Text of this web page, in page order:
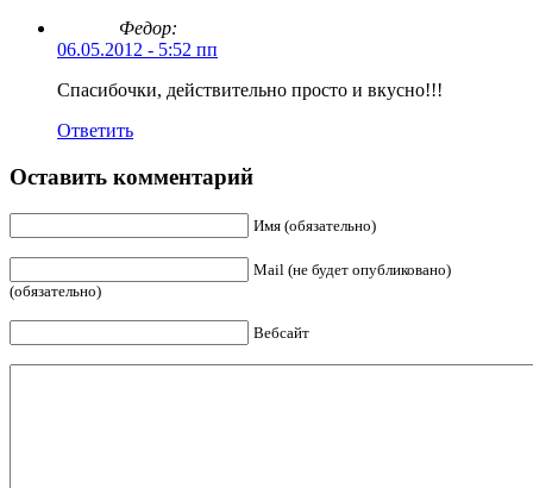
Федор:
06.05.2012 - 5:52 пп
Спасибочки, действительно просто и вкусно!!!
Ответить
Оставить комментарий
Имя (обязательно)
Mail (не будет опубликовано)
(обязательно)
Вебсайт